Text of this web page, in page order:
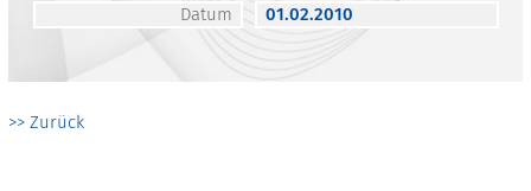
Datum
01.02.2010
>> Zurück